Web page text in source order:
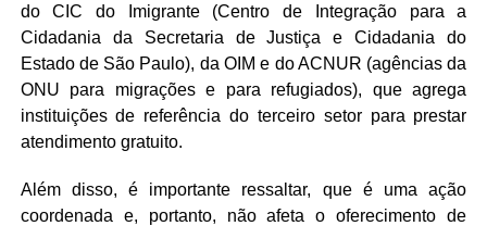
do CIC do Imigrante (Centro de Integração para a
Cidadania da Secretaria de Justiça e Cidadania do
Estado de São Paulo), da OIM e do ACNUR (agências da
ONU para migrações e para refugiados), que agrega
instituições de referência do terceiro setor para prestar
atendimento gratuito.
Além disso, é importante ressaltar, que é uma ação
coordenada e, portanto, não afeta o oferecimento de